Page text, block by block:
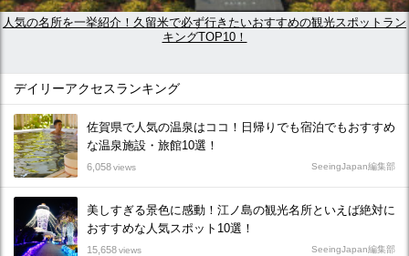
人気の名所を一挙紹介！久留米で必ず行きたいおすすめの観光スポットラン
キングTOP10！
デイリーアクセスランキング
佐賀県で人気の温泉はココ！日帰りでも宿泊でもおすすめ
な温泉施設・旅館10選！
6,058views SeeingJapan編集部
美しすぎる景色に感動！江ノ島の観光名所といえば絶対に
おすすめな人気スポット10選！
15,658views SeeingJapan編集部